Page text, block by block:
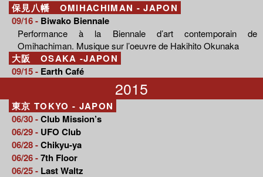
保見八幡 OMIHACHIMAN - JAPON
09/16 - Biwako Biennale
Performance à la Biennale d’art contemporain de
Omihachiman. Musique sur l’oeuvre de Hakihito Okunaka
大阪 OSAKA -JAPON
09/15 - Earth Café
2015
東京 TOKYO - JAPON
06/30 -Club Mission’s
06/29 - UFO Club
06/28 -Chikyu-ya
06/26 -7th Floor
06/25 - Last Waltz